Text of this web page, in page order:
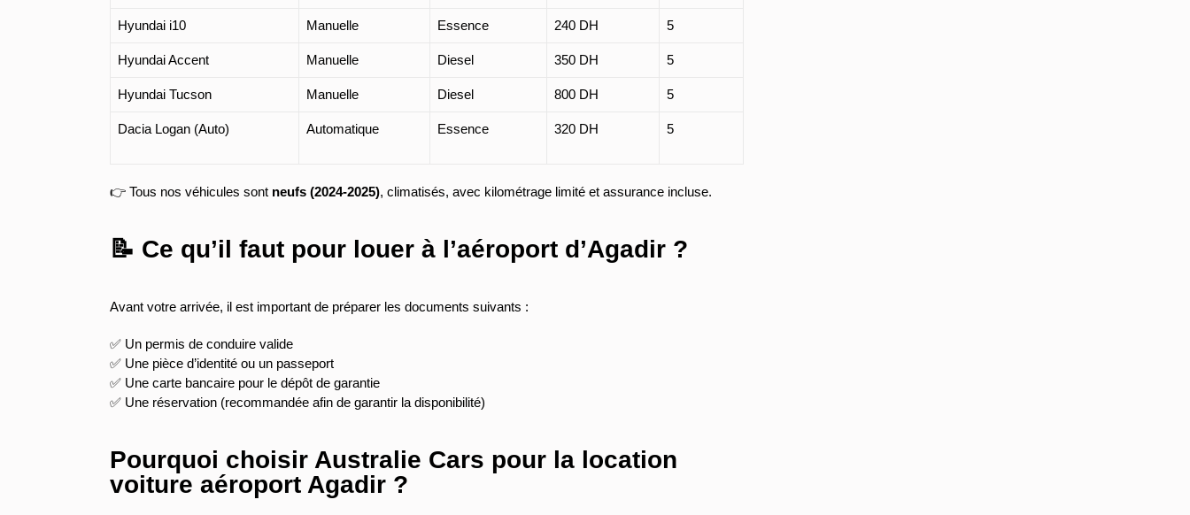
Hyundai i10 Manuelle Essence 240 DH 5
Hyundai Accent Manuelle Diesel 350 DH 5
Hyundai Tucson Manuelle Diesel 800 DH 5
Dacia Logan (Auto) Automatique Essence 320 DH 5
👉 Tous nos véhicules sont neufs (2024-2025), climatisés, avec kilométrage limité et assurance incluse.
📝 Ce qu’il faut pour louer à l’aéroport d’Agadir ?
Avant votre arrivée, il est important de préparer les documents suivants :
✅ Un permis de conduire valide
✅ Une pièce d’identité ou un passeport
✅ Une carte bancaire pour le dépôt de garantie
✅ Une réservation (recommandée afin de garantir la disponibilité)
Pourquoi choisir Australie Cars pour la location
voiture aéroport Agadir ?